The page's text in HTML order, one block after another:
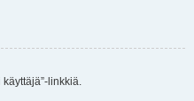
käyttäjä”-linkkiä.